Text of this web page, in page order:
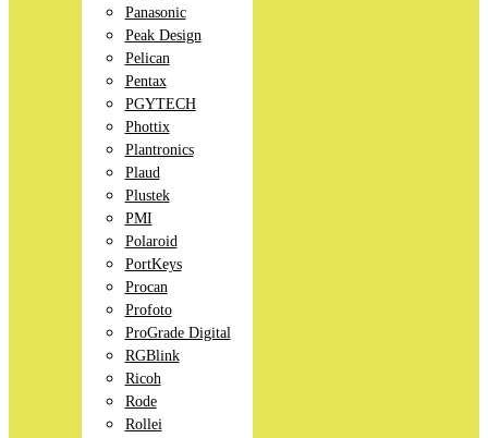
Panasonic
Peak Design
Pelican
Pentax
PGYTECH
Phottix
Plantronics
Plaud
Plustek
PMI
Polaroid
PortKeys
Procan
Profoto
ProGrade Digital
RGBlink
Ricoh
Rode
Rollei